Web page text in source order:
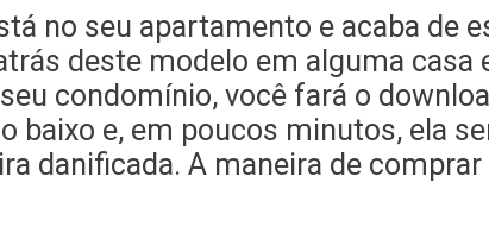
no seu apartamento e acaba de
deste modelo em alguma casa
condomínio, você fará o
baixo e, em poucos minutos, ela
danificada. A maneira de